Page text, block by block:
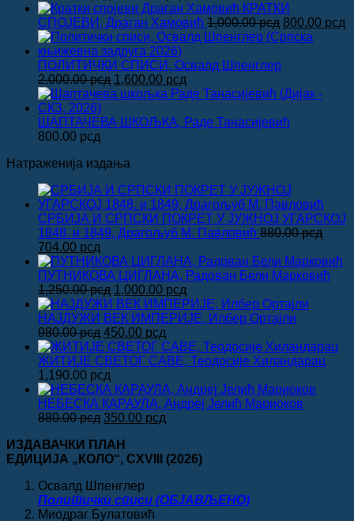
цена
је
била:
2,000.00 рсд.
цена
је:
1,600.00 рсд.
КРАТКИ
СПОЈЕВИ, Драган Хамовић 1,000.00рсд Оригинална
цена
800.00 рсд
ПОЛИТИЧКИ СПИСИ, Освалд Шпенглер
2,000.00рсд Оригинална
цена
била:
1,600.00 рсд
цена
1,600.00 рсд.
ШАПТАЧЕВА ШКОЉКА, Раде Танасијевић
800.00 рсд
Натраженија издања
СРБИЈА И СРПСКИ ПОКРЕТ У ЈУЖНОЈ УГАРСКОЈ
1848. и 1849, Драгољуб М. Павловић 880.00рсд
Оригинална
цена
је
била:
880.00 рсд.
704.00 рсд
цена
је:
704.00 рсд.
ПУТНИКОВА ЦИГЛАНА, Радован Бели Марковић
1,250.00рсд Оригинална
цена
је
била:
1,250.00 рсд.
1,000.00 рсд
цена
је:
НАЈДУЖИ ВЕК ИМПЕРИЈЕ, Илбер Ортајли
980.00рсд Оригинална
цена
је
била:
980.00 рсд.
450.00 рсд
цена
је:
ЖИТИЈЕ СВЕТОГ САВЕ, Теодосије Хиландарац
1,190.00 рсд
НЕБЕСКА КАРАУЛА, Андреј Јелић Мариоков
880.00рсд Оригинална
је
била:
350.00 рсд
350.00 рсд.
ИЗДАВАЧКИ ПЛАН
ЕДИЦИЈА „КОЛО“, CXVIII
(2026)
Освалд Шпенглер
Политички списи (ОБЈАВЉЕНО)
Миодраг Булатовић